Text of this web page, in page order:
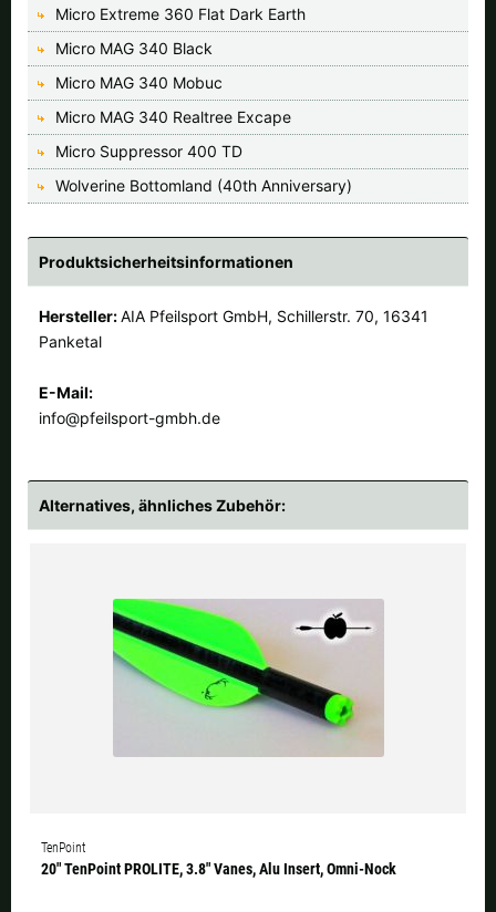
Micro Extreme 360 Flat Dark Earth
Micro MAG 340 Black
Micro MAG 340 Mobuc
Micro MAG 340 Realtree Excape
Micro Suppressor 400 TD
Wolverine Bottomland (40th Anniversary)
Produktsicherheitsinformationen
Hersteller:AIA Pfeilsport GmbH, Schillerstr. 70, 16341
Panketal
E-Mail:
info@pfeilsport-gmbh.de
Alternatives, ähnliches Zubehör:
TenPoint
20" TenPoint PROLITE, 3.8" Vanes, Alu Insert, Omni-Nock